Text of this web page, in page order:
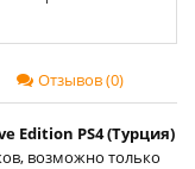
Отзывов (0)
Edition PS4 (Турция)
возможно только